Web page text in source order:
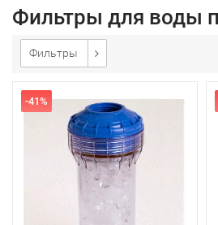
Фильтры для воды
Фильтры
-41%